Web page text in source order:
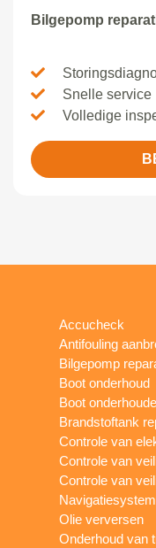
Bilgepomp
Snelle service
Volledige
Accucheck
Antifouling
Bilgepomp
Boot onderhoud
Boot
Brandstoftank
Controle van
Controle van
Controle van
Olie verversen
Onderhoud van